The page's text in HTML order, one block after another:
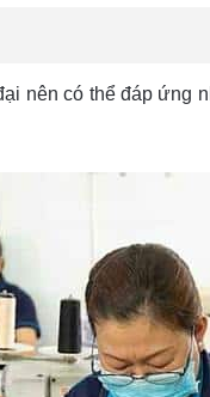
nên có thể đáp ứng